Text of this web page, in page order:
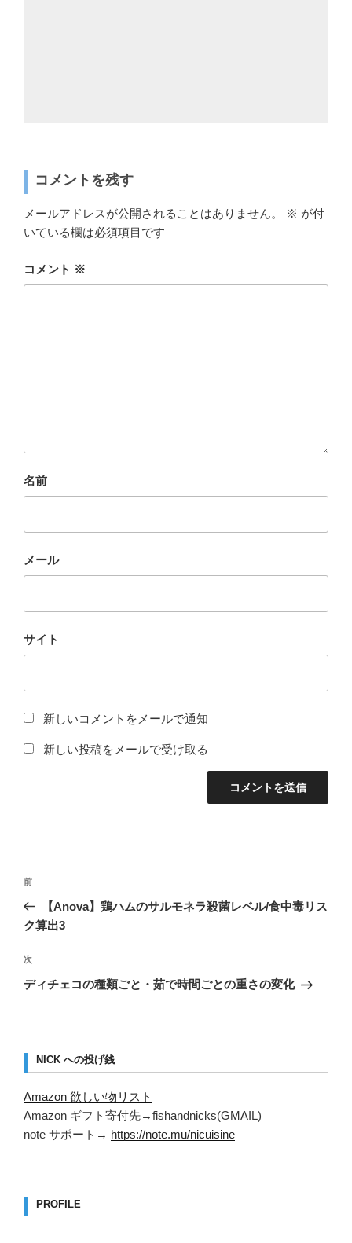
コメントを残す
メールアドレスが公開されることはありません。 ※ が付
いている欄は必須項目です
コメント ※
名前
メール
サイト
新しいコメントをメールで通知
新しい投稿をメールで受け取る
投
ナ
ゲ
ー
ン
過
去
の
稿
前
【Anova】鶏ハムのサルモネラ殺菌レベル/食中毒リス
ク算出3
次
の
次
ディチェコの種類ごと・茹で時間ごとの重さの変化
NICK への投げ銭
Amazon 欲しい物リスト
Amazon ギフト寄付先→fishandnicks(GMAIL)
note サポート→ https://note.mu/nicuisine
PROFILE